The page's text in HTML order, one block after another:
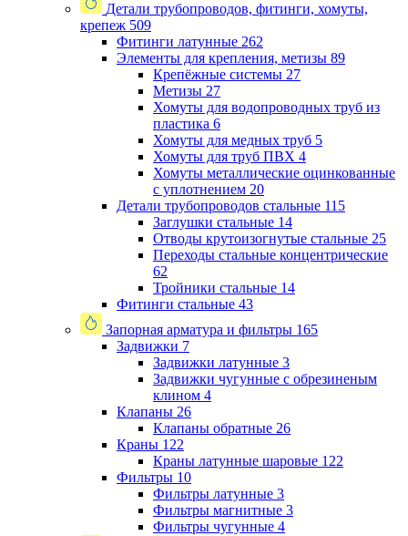
Детали трубопроводов, фитинги, хомуты,
крепеж 509
Фитинги латунные 262
Элементы для крепления, метизы 89
Крепёжные системы 27
Метизы 27
Хомуты для водопроводных труб из
пластика 6
Хомуты для медных труб 5
Хомуты для труб ПВХ 4
Хомуты металлические оцинкованные
с уплотнением 20
Детали трубопроводов стальные 115
Заглушки стальные 14
Отводы крутоизогнутые стальные 25
Переходы стальные концентрические
62
Тройники стальные 14
Фитинги стальные 43
Запорная арматура и фильтры 165
Задвижки 7
Задвижки латунные 3
Задвижки чугунные с обрезиненым
клином 4
Клапаны 26
Клапаны обратные 26
Краны 122
Краны латунные шаровые 122
Фильтры 10
Фильтры латунные 3
Фильтры магнитные 3
Фильтры чугунные 4